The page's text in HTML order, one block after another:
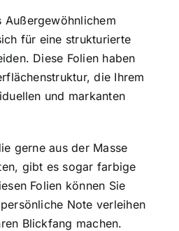
Außergewöhnlichem
für eine strukturierte
Diese Folien haben
die Ihrem
und markanten
gerne aus der Masse
gibt es sogar farbige
Folien können Sie
Note verleihen
Blickfang machen.